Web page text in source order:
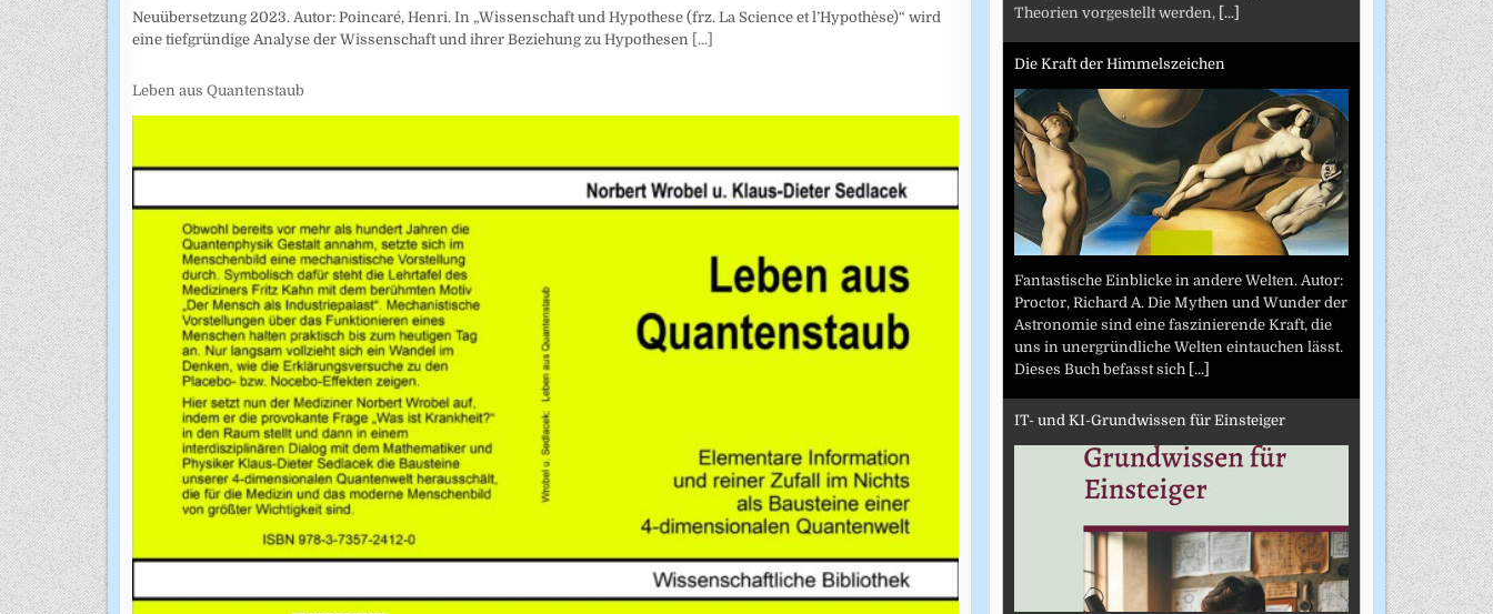
Neuübersetzung 2023. Autor: Poincaré, Henri. In „Wissenschaft und Hypothese (frz. La Science et l’Hypothèse)“ wird
eine tiefgründige Analyse der Wissenschaft und ihrer Beziehung zu Hypothesen [...]
Leben aus Quantenstaub
Theorien vorgestellt werden, [...]
Die Kraft der Himmelszeichen
Fantastische Einblicke in andere Welten. Autor:
Proctor, Richard A. Die Mythen und Wunder der
Astronomie sind eine faszinierende Kraft, die
uns in unergründliche Welten eintauchen lässt.
Dieses Buch befasst sich [...]
IT- und KI-Grundwissen für Einsteiger